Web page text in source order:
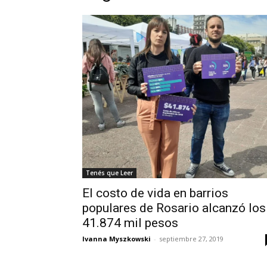
Tenés que Leer
El costo de vida en barrios
populares de Rosario alcanzó los
41.874 mil pesos
Ivanna Myszkowski - septiembre 27, 2019